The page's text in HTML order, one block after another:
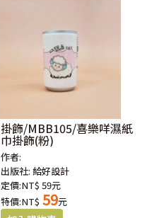
掛飾/MBB105/喜樂咩濕紙
巾掛飾(粉)
作者:
出版社: 給好設計
定價:NT$ 59元
特價:NT$ 59元